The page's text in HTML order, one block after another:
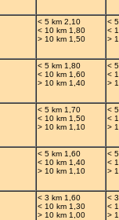
< 5 km 2,10
< 10 km 1,80
> 10 km 1,50
<
<
>
< 5 km 1,80
< 10 km 1,60
> 10 km 1,40
<
<
>
< 5 km 1,70
< 10 km 1,50
> 10 km 1,10
<
<
>
< 5 km 1,60
< 10 km 1,40
> 10 km 1,10
<
<
>
< 3 km 1,60
< 10 km 1,30
> 10 km 1,00
<
<
>